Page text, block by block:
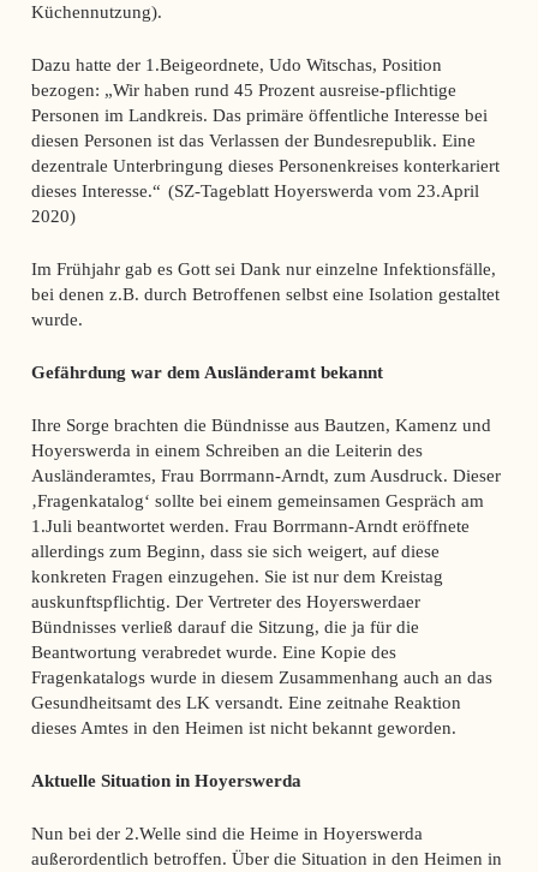
Küchennutzung).
Dazu hatte der 1.Beigeordnete, Udo Witschas, Position
bezogen: „Wir haben rund 45 Prozent ausreise-pflichtige
Personen im Landkreis. Das primäre öffentliche Interesse bei
diesen Personen ist das Verlassen der Bundesrepublik. Eine
dezentrale Unterbringung dieses Personenkreises konterkariert
dieses Interesse.“ (SZ-Tageblatt Hoyerswerda vom 23.April
2020)
Im Frühjahr gab es Gott sei Dank nur einzelne Infektionsfälle,
bei denen z.B. durch Betroffenen selbst eine Isolation gestaltet
wurde.
Gefährdung war dem Ausländeramt bekannt
Ihre Sorge brachten die Bündnisse aus Bautzen, Kamenz und
Hoyerswerda in einem Schreiben an die Leiterin des
Ausländeramtes, Frau Borrmann-Arndt, zum Ausdruck. Dieser
‚Fragenkatalog‘ sollte bei einem gemeinsamen Gespräch am
1.Juli beantwortet werden. Frau Borrmann-Arndt eröffnete
allerdings zum Beginn, dass sie sich weigert, auf diese
konkreten Fragen einzugehen. Sie ist nur dem Kreistag
auskunftspflichtig. Der Vertreter des Hoyerswerdaer
Bündnisses verließ darauf die Sitzung, die ja für die
Beantwortung verabredet wurde. Eine Kopie des
Fragenkatalogs wurde in diesem Zusammenhang auch an das
Gesundheitsamt des LK versandt. Eine zeitnahe Reaktion
dieses Amtes in den Heimen ist nicht bekannt geworden.
Aktuelle Situation in Hoyerswerda
Nun bei der 2.Welle sind die Heime in Hoyerswerda
außerordentlich betroffen. Über die Situation in den Heimen in